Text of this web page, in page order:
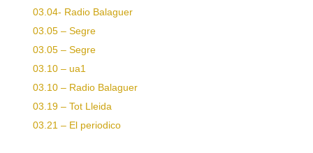
03.04- Radio Balaguer
03.05 – Segre
03.05 – Segre
03.10 – ua1
03.10 – Radio Balaguer
03.19 – Tot Lleida
03.21 – El periodico